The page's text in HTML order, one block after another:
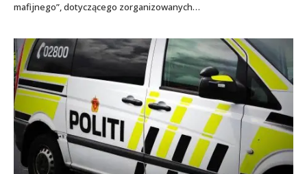
mafijnego”, dotyczącego zorganizowanych…